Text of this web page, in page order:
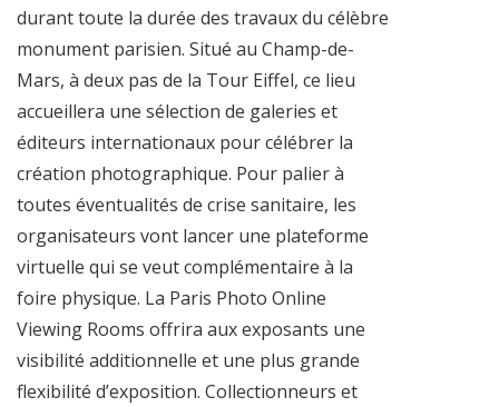
durant toute la durée des travaux du célèbre
monument parisien. Situé au Champ-de-
Mars, à deux pas de la Tour Eiffel, ce lieu
accueillera une sélection de galeries et
éditeurs internationaux pour célébrer la
création photographique. Pour palier à
toutes éventualités de crise sanitaire, les
organisateurs vont lancer une plateforme
virtuelle qui se veut complémentaire à la
foire physique. La Paris Photo Online
Viewing Rooms offrira aux exposants une
visibilité additionnelle et une plus grande
flexibilité d’exposition. Collectionneurs et